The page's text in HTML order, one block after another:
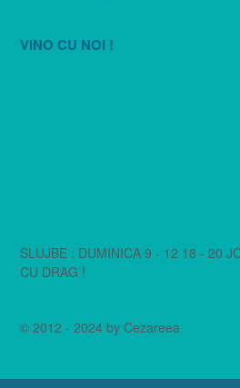
VINO CU NOI !
SLUJBE : DUMINICA 9 - 12 18 - 20
CU DRAG !
© 2012 - 2024 by Cezareea